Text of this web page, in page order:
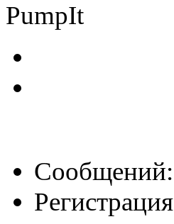
PumpIt